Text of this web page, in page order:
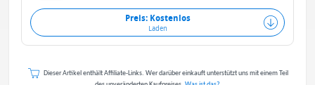
Preis: Kostenlos
Laden
Dieser Artikel enthält Affiliate-Links. Wer darüber einkauft unterstützt uns mit einem Teil